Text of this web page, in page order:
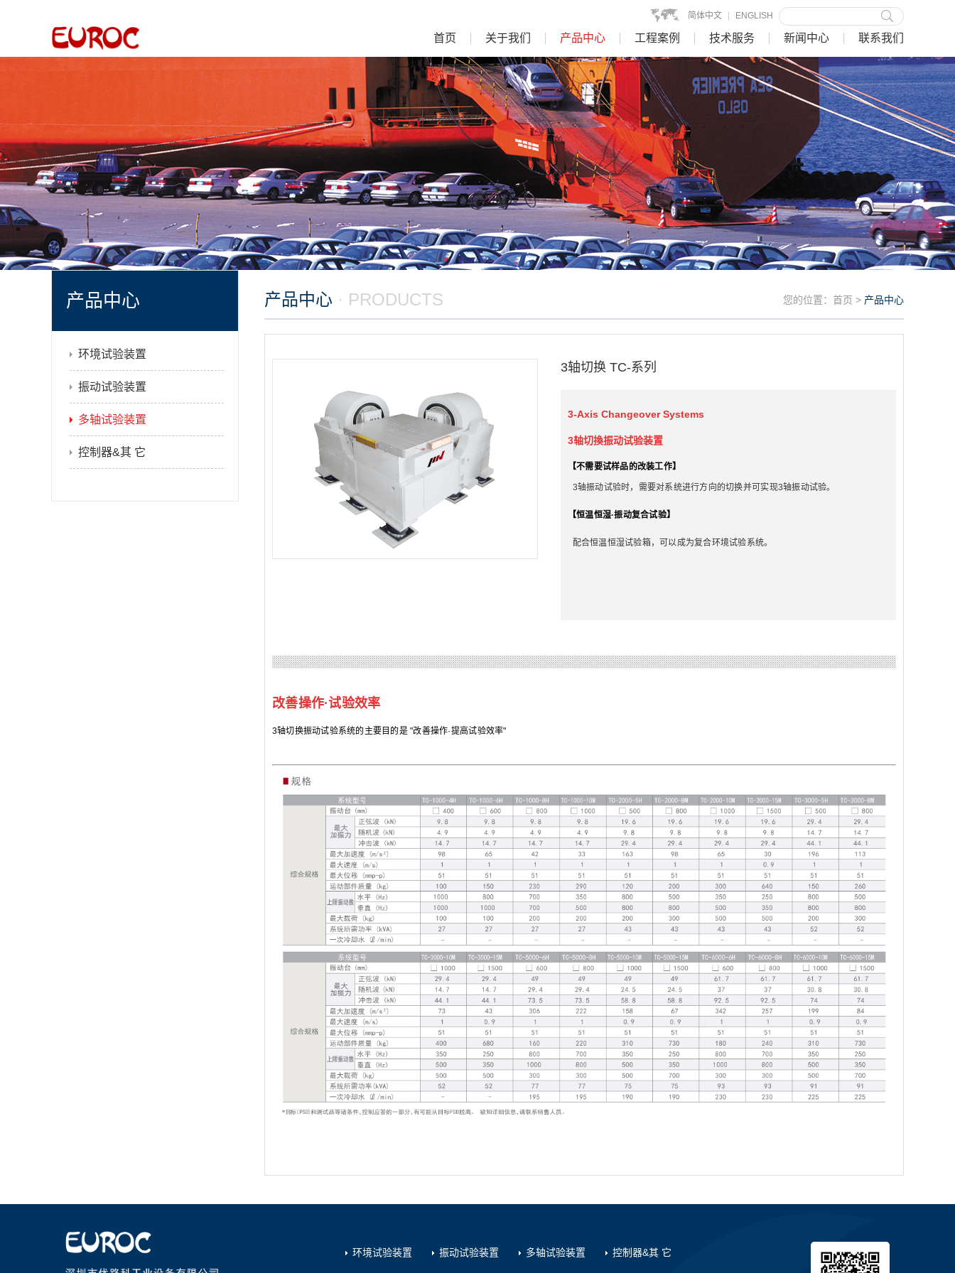
简体中文 ENGLISH
首页 关于我们 产品中心 工程案例 技术服务 新闻中心 联系我们
产品中心
环境试验装置
振动试验装置
多轴试验装置
控制器&其 它
您的位置： 首页 > 产品中心
产品中心 · PRODUCTS
3轴切换 TC-系列
3-Axis Changeover Systems
3轴切換振动试验装置
【不需要试样品的改装工作】
3轴振动试验时，需要对系统进行方向的切换并可实现3轴振动试验。
【恒温恒湿·振动复合试验】
配合恒温恒湿试验箱，可以成为复合环境试验系统。
改善操作·试验效率
3轴切换振动试验系统的主要目的是 "改善操作·提高试验效率"
环境试验装置 振动试验装置 多轴试验装置 控制器&其 它